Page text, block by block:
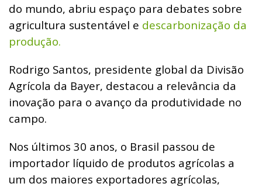
do mundo, abriu espaço para debates sobre
agricultura sustentável e descarbonização da
produção.
Rodrigo Santos, presidente global da Divisão
Agrícola da Bayer, destacou a relevância da
inovação para o avanço da produtividade no
campo.
Nos últimos 30 anos, o Brasil passou de
importador líquido de produtos agrícolas a
um dos maiores exportadores agrícolas,